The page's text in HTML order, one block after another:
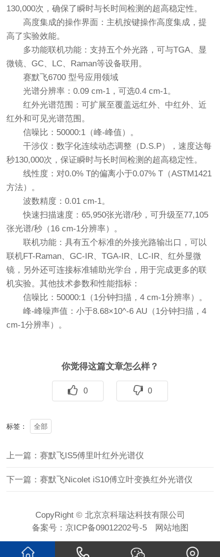
130,000次，确保了瞬时与长时间检测的超高稳定性。
高度集成的操作界面：主机按键操作高度集成，提
高了实验效能。
多功能联机功能：支持五个外光路，可与TGA、显
微镜、GC、LC、Raman等设备联用。
赛默飞6700 型号应用领域
光谱分辨率：0.09 cm-1，可选0.4 cm-1。
红外光谱范围：可扩展至覆盖远红外、中红外、近
红外和可见光谱范围。
信噪比：50000:1（峰-峰值）。
干涉仪：数字化连续动态调整（D.S.P），速度达每
秒130,000次，保证瞬时与长时间检测的超高稳定性。
线性度：对0.0% T的偏离小于0.07% T（ASTM1421
方法）。
波数精度：0.01 cm-1。
快速扫描速度：65,950张光谱/秒，可升级至77,105
张光谱/秒（16 cm-1分辨率）。
联机功能：具有五个标准的外接光路输出口，可以
联机FT-Raman、GC-IR、TGA-IR、LC-IR、红外显微
镜，另外还可连接标准辅助光学台，用于完成更多的联
机实验。其他技术参数和性能指标：
信噪比：50000:1（1分钟扫描，4 cm-1分辨率）。
峰-峰噪声值：小于8.68×10^-6 AU（1分钟扫描，4
cm-1分辨率）。
你觉得这篇文章怎么样？
0 0
标签： 全部
上一篇：赛默飞IS5傅里叶红外光谱仪
下一篇：赛默飞Nicolet iS10傅立叶变换红外光谱仪
CopyRight © 北京京科瑞达科技有限公司
备案号： 京ICP备09012202号-5 网站地图